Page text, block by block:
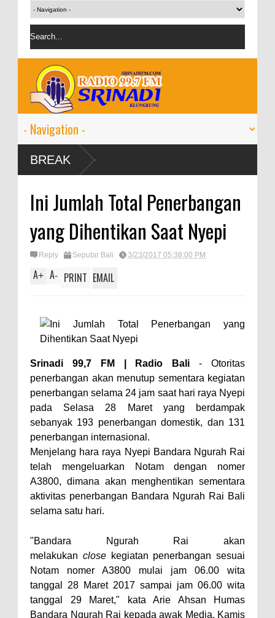
BREAK
Ini Jumlah Total Penerbangan
yang Dihentikan Saat Nyepi
Reply Seputar Bali 3/23/2017 05:38:00 PM
A+ A- PRINT EMAIL
Srinadi 99,7 FM | Radio Bali-Otoritas
penerbangan akan menutup sementara kegiatan
penerbangan selama 24 jam saat hari raya Nyepi
pada Selasa 28 Maret yang berdampak
sebanyak 193 penerbangan domestik, dan 131
penerbangan internasional.
Menjelang hara raya Nyepi Bandara Ngurah Rai
telah mengeluarkan Notam dengan nomer
A3800, dimana akan menghentikan sementara
aktivitas penerbangan Bandara Ngurah Rai Bali
selama satu hari.
"Bandara Ngurah Rai akan
melakukan closekegiatan penerbangan sesuai
Notam nomer A3800 mulai jam 06.00 wita
tanggal 28 Maret 2017 sampai jam 06.00 wita
tanggal 29 Maret," kata Arie Ahsan Humas
Bandara Ngurah Rai kepada awak Media, Kamis